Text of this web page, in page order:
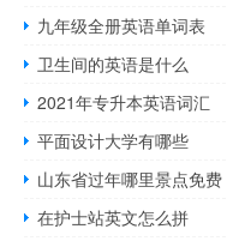
九年级全册英语单词表
卫生间的英语是什么
2021年专升本英语词汇
平面设计大学有哪些
山东省过年哪里景点免费
在护士站英文怎么拼